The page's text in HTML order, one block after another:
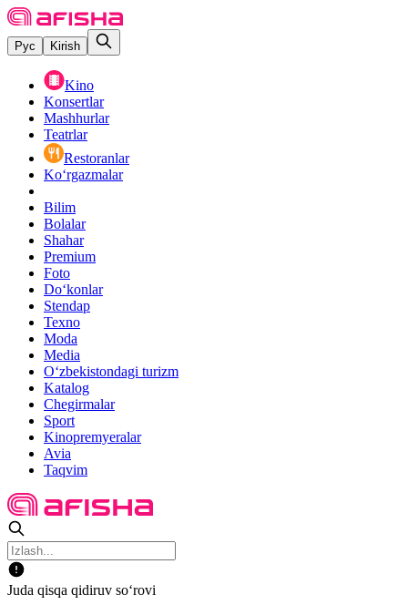
Рус Kirish
Kino
Konsertlar
Mashhurlar
Teatrlar
Restoranlar
Ko‘rgazmalar
Bilim
Bolalar
Shahar
Premium
Foto
Do‘konlar
Stendap
Texno
Moda
Media
O‘zbekistondagi turizm
Katalog
Chegirmalar
Sport
Kinopremyeralar
Avia
Taqvim
Juda qisqa qidiruv so‘rovi